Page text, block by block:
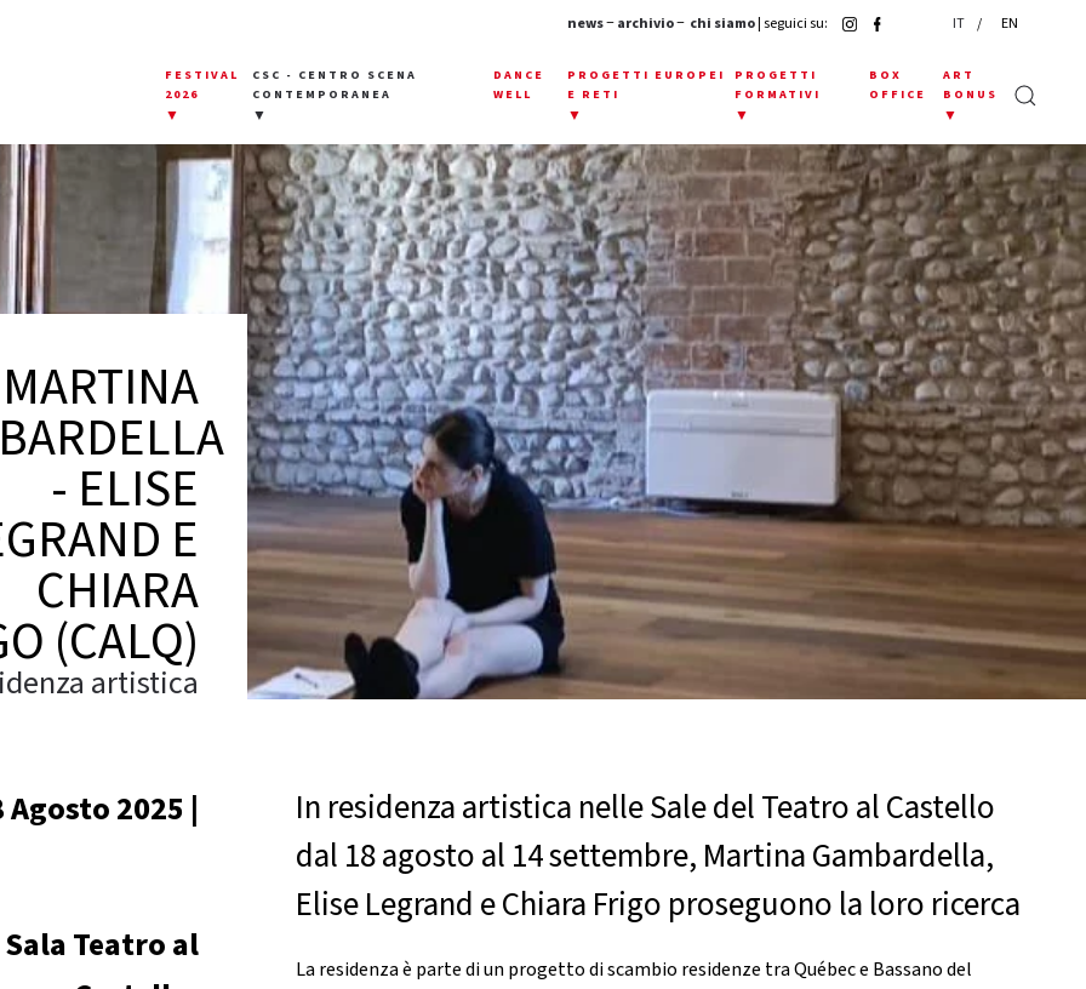
news−archivio− chi siamo| seguici su: IT EN
FESTIVAL
2026
▼
CSC - CENTRO SCENA
CONTEMPORANEA
▼
DANCE
WELL
PROGETTI EUROPEI
E RETI
▼
PROGETTI
FORMATIVI
▼
BOX
OFFICE
ART
BONUS
▼
MARTINA
- ELISE
E
CHIARA
(CALQ)
artistica
Agosto 2025 |
Sala Teatro al
In residenza artistica nelle Sale del Teatro al Castello
dal 18 agosto al 14 settembre, Martina Gambardella,
Elise Legrand e Chiara Frigo proseguono la loro ricerca
La residenza è parte di un progetto di scambio residenze tra Québec e Bassano del